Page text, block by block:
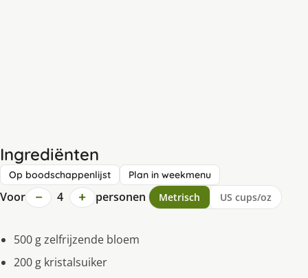
Ingrediënten
Op boodschappenlijst Plan in weekmenu
Voor − 4 + personen Metrisch US cups/oz
500 g zelfrijzende bloem
200 g kristalsuiker